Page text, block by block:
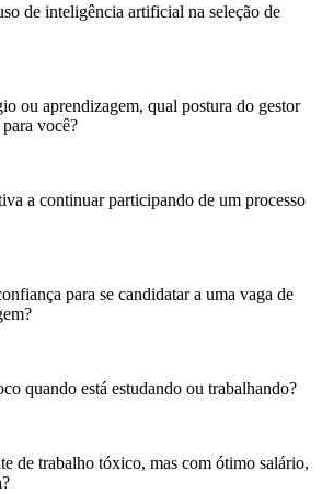
de inteligência artificial na seleção de
ou aprendizagem, qual postura do gestor
você?
a continuar participando de um processo
para se candidatar a uma vaga de
quando está estudando ou trabalhando?
de trabalho tóxico, mas com ótimo salário,